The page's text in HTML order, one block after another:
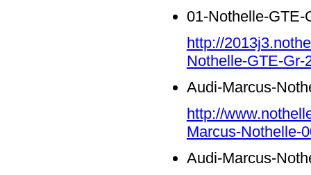
01-Nothelle-GTE-
http://
Nothelle-GTE-Gr-
Audi-Marcus-
http://
Marcus-Nothelle-
Audi-Marcus-